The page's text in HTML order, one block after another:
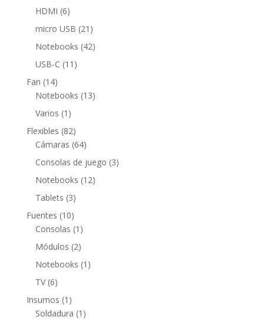
productos
HDMI 66
productos
micro USB 21 21
productos
Notebooks 4242
USB-C 11 11
Fan 1414
productos
Notebooks 1313
Varios 1 1
producto
Flexibles 8282
productos
Cámaras 6464
productos
Consolas de juego 33
Notebooks 1212
Tablets 33
productos
Fuentes 1010
productos
Consolas 1 1
producto
Módulos 22
productos
Notebooks 1 1
TV 66
productos
Insumos 1 1
producto
Soldadura 1 1